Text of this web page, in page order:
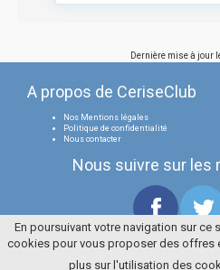
Dernière mise à jour
A propos de CeriseClub
Nos Mentions légales
Politique de confidentialité
Nous contacter
Nous suivre sur les
Tous droits
La Cerise Bleue
En poursuivant votre navigation sur
cookies pour vous proposer des offres
plus sur l'utilisation des